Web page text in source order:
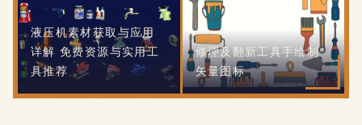
液压机素材获取与应用
详解 免费资源与实用工
具推荐
修理及翻新工具手绘制
矢量图标